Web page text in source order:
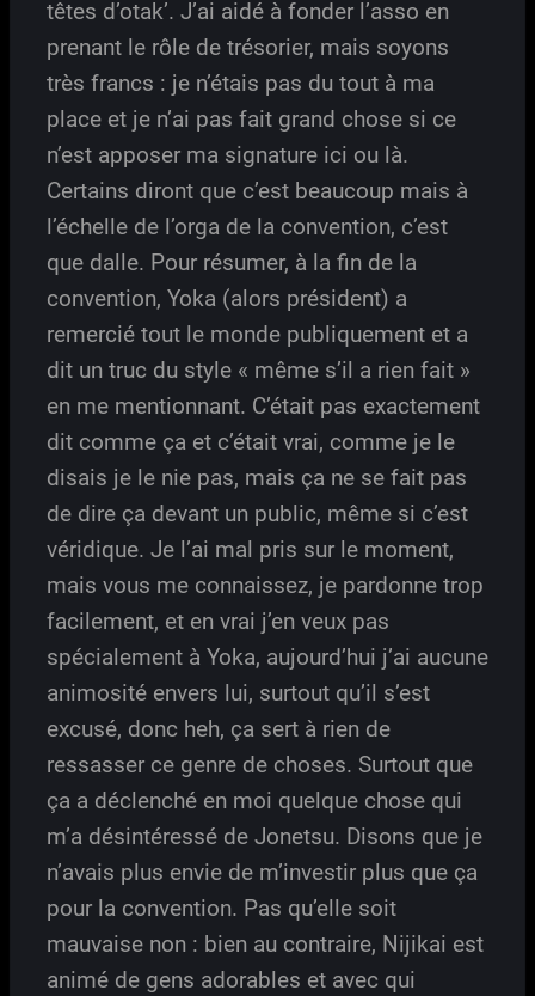
têtes d’otak’. J’ai aidé à fonder l’asso en
prenant le rôle de trésorier, mais soyons
très francs : je n’étais pas du tout à ma
place et je n’ai pas fait grand chose si ce
n’est apposer ma signature ici ou là.
Certains diront que c’est beaucoup mais à
l’échelle de l’orga de la convention, c’est
que dalle. Pour résumer, à la fin de la
convention, Yoka (alors président) a
remercié tout le monde publiquement et a
dit un truc du style « même s’il a rien fait »
en me mentionnant. C’était pas exactement
dit comme ça et c’était vrai, comme je le
disais je le nie pas, mais ça ne se fait pas
de dire ça devant un public, même si c’est
véridique. Je l’ai mal pris sur le moment,
mais vous me connaissez, je pardonne trop
facilement, et en vrai j’en veux pas
spécialement à Yoka, aujourd’hui j’ai aucune
animosité envers lui, surtout qu’il s’est
excusé, donc heh, ça sert à rien de
ressasser ce genre de choses. Surtout que
ça a déclenché en moi quelque chose qui
m’a désintéressé de Jonetsu. Disons que je
n’avais plus envie de m’investir plus que ça
pour la convention. Pas qu’elle soit
mauvaise non : bien au contraire, Nijikai est
animé de gens adorables et avec qui